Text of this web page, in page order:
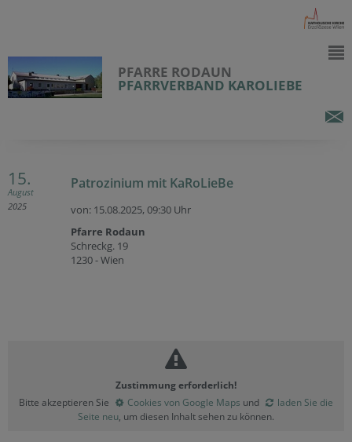
PFARRE RODAUN
PFARRVERBAND KAROLIEBE
15.
August
2025
Patrozinium mit KaRoLieBe
von: 15.08.2025,09:30 Uhr
Pfarre Rodaun
Schreckg. 19
1230 - Wien
Zustimmung erforderlich!
Bitte akzeptieren Sie
Cookies von Google Maps und
laden Sie die
Seite neu, um diesen Inhalt sehen zu können.